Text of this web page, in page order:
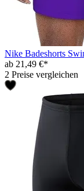
Nike Badeshorts
ab 21,49 €*
2 Preise vergleichen